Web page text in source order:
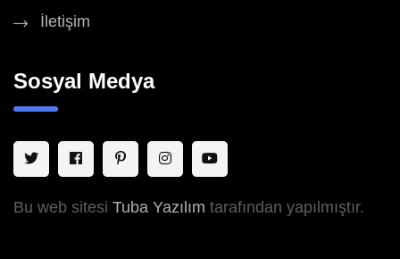
İletişim
Sosyal Medya
Bu web sitesi Tuba Yazılım tarafından yapılmıştır.